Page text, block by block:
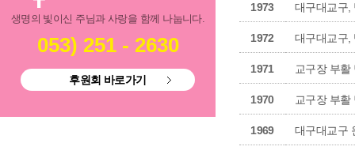
생명의 빛이신 주님과 사랑을 함께 나눕니다.
053) 251 - 2630
후원회 바로가기
1973 대구대교구,
1972 대구대교구,
1971 교구장 부활
1970 교구장 부활
1969 대구대교구